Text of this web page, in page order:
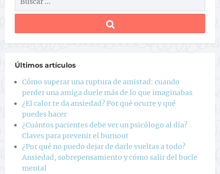
Últimos artículos
Cómo superar una ruptura de amistad: cuando
perder una amiga duele más de lo que imaginabas
¿El calor te da ansiedad? Por qué ocurre y qué
puedes hacer
¿Cuántos pacientes debe ver un psicólogo al día?
Claves para prevenir el burnout
¿Por qué no puedo dejar de darle vueltas a todo?
Ansiedad, sobrepensamiento y cómo salir del bucle
mental